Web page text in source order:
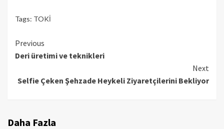
Tags: TOKİ
Continue
Reading
Previous
Deri üretimi ve teknikleri
Next
Selfie Çeken Şehzade Heykeli Ziyaretçilerini Bekliyor
Daha Fazla